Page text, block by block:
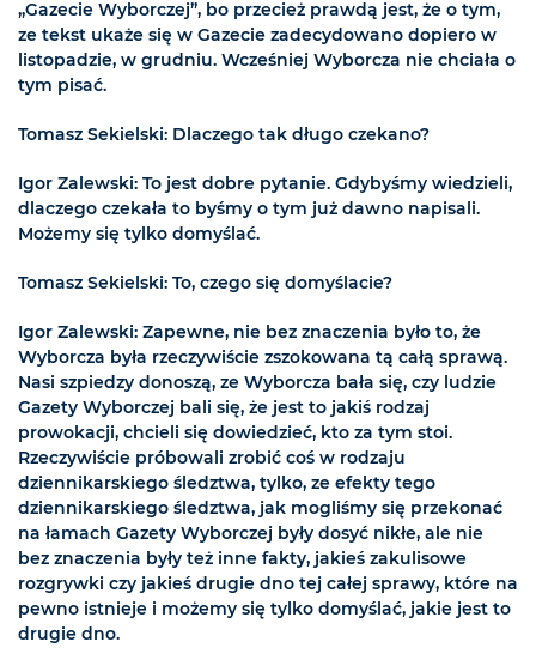
„Gazecie Wyborczej”, bo przecież prawdą jest, że o tym,
ze tekst ukaże się w Gazecie zadecydowano dopiero w
listopadzie, w grudniu. Wcześniej Wyborcza nie chciała o
tym pisać.
Tomasz Sekielski: Dlaczego tak długo czekano?
Igor Zalewski: To jest dobre pytanie. Gdybyśmy wiedzieli,
dlaczego czekała to byśmy o tym już dawno napisali.
Możemy się tylko domyślać.
Tomasz Sekielski: To, czego się domyślacie?
Igor Zalewski: Zapewne, nie bez znaczenia było to, że
Wyborcza była rzeczywiście zszokowana tą całą sprawą.
Nasi szpiedzy donoszą, ze Wyborcza bała się, czy ludzie
Gazety Wyborczej bali się, że jest to jakiś rodzaj
prowokacji, chcieli się dowiedzieć, kto za tym stoi.
Rzeczywiście próbowali zrobić coś w rodzaju
dziennikarskiego śledztwa, tylko, ze efekty tego
dziennikarskiego śledztwa, jak mogliśmy się przekonać
na łamach Gazety Wyborczej były dosyć nikłe, ale nie
bez znaczenia były też inne fakty, jakieś zakulisowe
rozgrywki czy jakieś drugie dno tej całej sprawy, które na
pewno istnieje i możemy się tylko domyślać, jakie jest to
drugie dno.